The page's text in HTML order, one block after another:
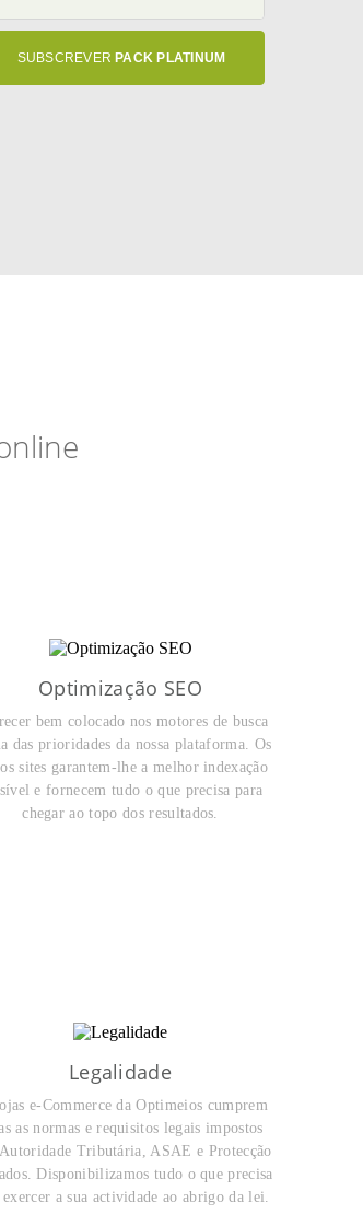
SUBSCREVER PACK PLATINUM
Optimização SEO
bem colocado nos motores de busca
das prioridades da nossa plataforma. Os
sites garantem-lhe a melhor indexação
e fornecem tudo o que precisa para
chegar ao topo dos resultados.
Legalidade
e-Commerce da Optimeios cumprem
as normas e requisitos legais impostos
Tributária, ASAE e Protecção
Disponibilizamos tudo o que precisa
exercer a sua actividade ao abrigo da lei.